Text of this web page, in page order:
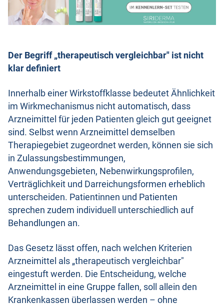
Der Begriff „therapeutisch vergleichbar" ist nicht
klar definiert
Innerhalb einer Wirkstoffklasse bedeutet Ähnlichkeit
im Wirkmechanismus nicht automatisch, dass
Arzneimittel für jeden Patienten gleich gut geeignet
sind. Selbst wenn Arzneimittel demselben
Therapiegebiet zugeordnet werden, können sie sich
in Zulassungsbestimmungen,
Anwendungsgebieten, Nebenwirkungsprofilen,
Verträglichkeit und Darreichungsformen erheblich
unterscheiden. Patientinnen und Patienten
sprechen zudem individuell unterschiedlich auf
Behandlungen an.
Das Gesetz lässt offen, nach welchen Kriterien
Arzneimittel als „therapeutisch vergleichbar"
eingestuft werden. Die Entscheidung, welche
Arzneimittel in eine Gruppe fallen, soll allein den
Krankenkassen überlassen werden – ohne